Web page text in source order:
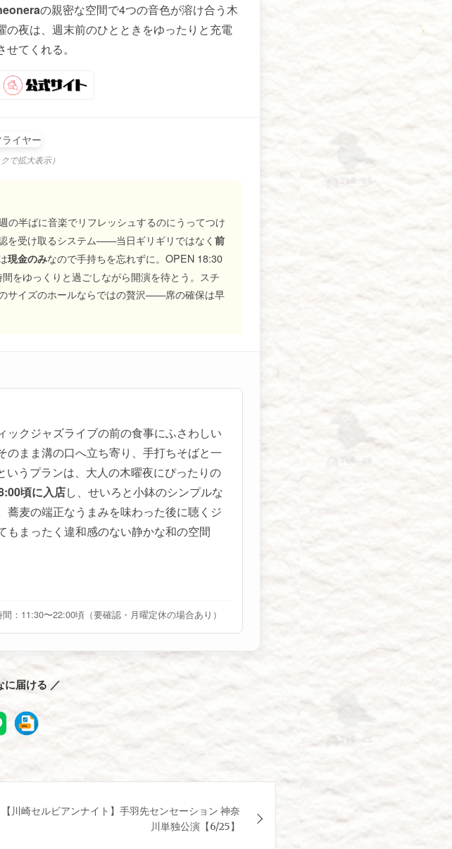
の親密な空間で4つの音色が溶け合う木
の夜は、週末前のひとときをゆったりと充電
せてくれる。
で拡大表示）
の半ばに音楽でリフレッシュするのにうってつけ
を受け取るシステム——当日ギリギリではなく前
現金のみなので手持ちを忘れずに。OPEN 18:30
をゆっくりと過ごしながら開演を待とう。スチ
サイズのホールならではの贅沢——席の確保は早
クジャズライブの前の食事にふさわしい
まま溝の口へ立ち寄り、手打ちそばと一
いうプランは、大人の木曜夜にぴったりの
頃に入店し、せいろと小鉢のシンプルな
麦の端正なうまみを味わった後に聴くジ
もまったく違和感のない静かな和の空間
：11:30〜22:00頃（要確認・月曜定休の場合あり）
に届ける ／
【川崎セルビアンナイト】手羽先センセーション 神奈
川単独公演【6/25】